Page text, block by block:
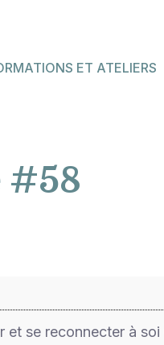
ET ATELIERS
#58
et se reconnecter à soi